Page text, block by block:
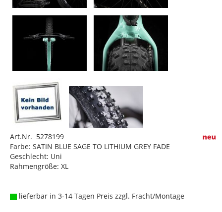
Art.Nr. 5278199
Farbe: SATIN BLUE SAGE TO LITHIUM GREY FADE
Geschlecht: Uni
Rahmengröße: XL
lieferbar in 3-14 Tagen Preis zzgl. Fracht/Montage